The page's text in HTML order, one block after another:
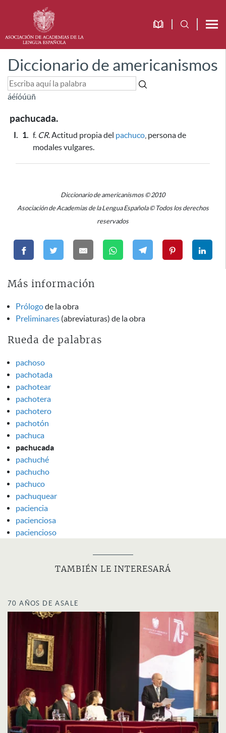
Diccionario de americanismos
áéíóúüñ
pachucada.
I. 1. f. CR.Actitud propia del pachuco , persona de
modales vulgares.
Diccionario de americanismos © 2010
Asociación de Academias de la Lengua Española © Todos los derechos
reservados
Más información
Prólogode la obra
Preliminares (abreviaturas) de la obra
Rueda de palabras
pachoso
pachotada
pachotear
pachotera
pachotero
pachotón
pachuca
pachucada
pachuché
pachucho
pachuco
pachuquear
paciencia
pacienciosa
paciencioso
TAMBIÉN LE INTERESARÁ
70 AÑOS DE ASALE